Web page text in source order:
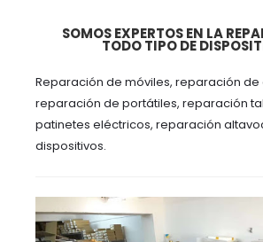
SOMOS EXPERTOS EN LA
TODO TIPO DE
Reparación de móviles, reparación
reparación de portátiles, reparación
patinetes eléctricos, reparación
dispositivos.